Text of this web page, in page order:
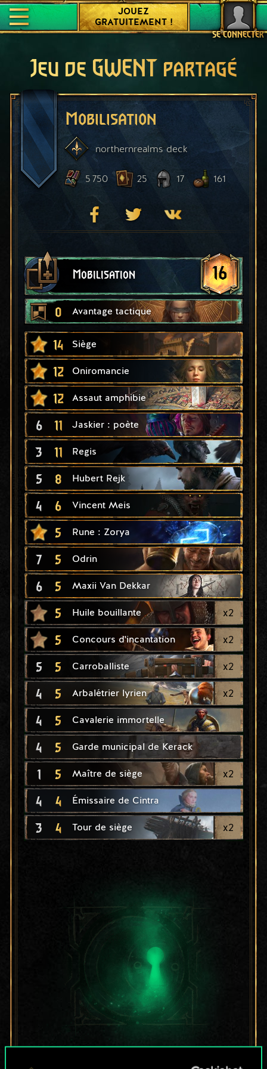
SE CONNECTER
JOUEZ
GRATUITEMENT !
Jeu de GWENT partagé
Mobilisation
northernrealmsdeck
5 750 25 17 161
Mobilisation 16
0 Avantage tactique
14 Siège
12 Oniromancie
12 Assaut amphibie
6 11 Jaskier : poète
3 11 Regis
5 8 Hubert Rejk
4 6 Vincent Meis
5 Rune : Zorya
7 5 Odrin
6 5 Maxii Van Dekkar
5 Huile bouillante x2
5 Concours d'incantation x2
5 5 Carroballiste x2
4 5 Arbalétrier lyrien x2
4 5 Cavalerie immortelle
4 5 Garde municipal de Kerack
1 5 Maître de siège x2
4 4 Émissaire de Cintra
3 4 Tour de siège x2
Pour l'instant, ce